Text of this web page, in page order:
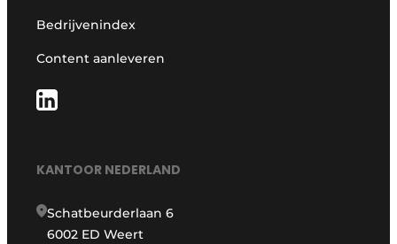
Bedrijvenindex
Content aanleveren
KANTOOR NEDERLAND
Schatbeurderlaan 6
6002 ED Weert